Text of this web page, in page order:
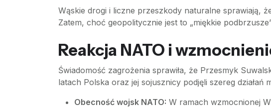
Wąskie drogi i liczne przeszkody naturalne sprawiają,
Zatem, choć geopolitycznie jest to „miękkie
Reakcja NATO i
Świadomość zagrożenia sprawiła, że Przesmyk
latach Polska oraz jej sojusznicy podjęli szereg działań
Obecność wojsk NATO: W ramach wzmocnionej